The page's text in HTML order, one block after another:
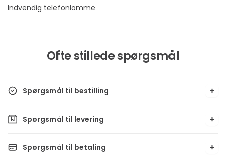
Indvendig telefonlomme
Ofte stillede spørgsmål
Spørgsmål til bestilling
Spørgsmål til levering
Spørgsmål til betaling